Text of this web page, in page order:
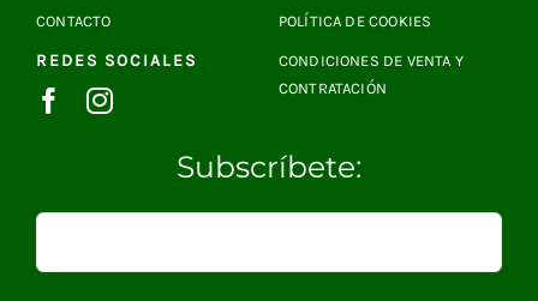
CONTACTO
REDES SOCIALES
POLÍTICA DE COOKIES
CONDICIONES DE VENTA Y
CONTRATACIÓN
Subscríbete: